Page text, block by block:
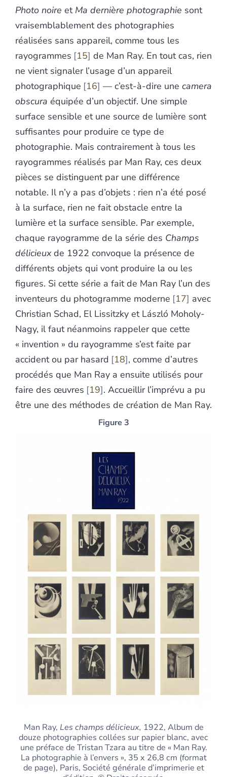
Photo noire et Ma dernière photographie sont
vraisemblablement des photographies
réalisées sans appareil, comme tous les
rayogrammes 15 de Man Ray. En tout cas, rien
ne vient signaler l’usage d’un appareil
photographique 16 — c’est-à-dire une camera
obscura équipée d’un objectif. Une simple
surface sensible et une source de lumière sont
suffisantes pour produire ce type de
photographie. Mais contrairement à tous les
rayogrammes réalisés par Man Ray, ces deux
pièces se distinguent par une différence
notable. Il n’y a pas d’objets : rien n’a été posé
à la surface, rien ne fait obstacle entre la
lumière et la surface sensible. Par exemple,
chaque rayogramme de la série des Champs
délicieuxde 1922 convoque la présence de
différents objets qui vont produire la ou les
figures. Si cette série a fait de Man Ray l’un des
inventeurs du photogramme moderne 17 avec
Christian Schad, El Lissitzky et László Moholy-
Nagy, il faut néanmoins rappeler que cette
« invention » du rayogramme s’est faite par
accident ou par hasard 18 , comme d’autres
procédés que Man Ray a ensuite utilisés pour
faire des œuvres 19 . Accueillir l’imprévu a pu
être une des méthodes de création de Man Ray.
Figure 3
Man Ray, Les champs délicieux, 1922, Album de
douze photographies collées sur papier blanc, avec
une préface de Tristan Tzara au titre de « Man Ray.
La photographie à l’envers », 35 x 26,8 cm (format
de page), Paris, Société générale d’imprimerie et